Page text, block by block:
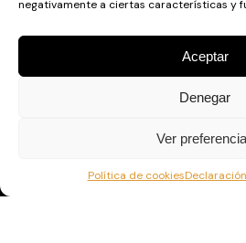
negativamente a ciertas características y
Aceptar
Denegar
Ver
Política de cookies
De lunes a viernes de